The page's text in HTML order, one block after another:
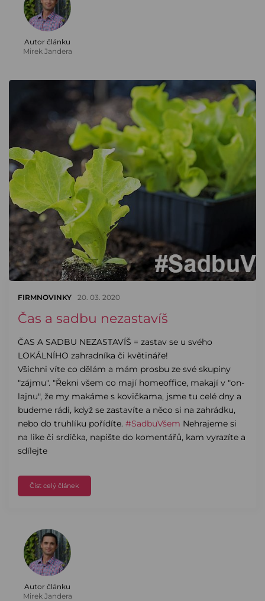
Autor článku
Mirek Jandera
FIRMNOVINKY 20. 03. 2020
Čas a sadbu nezastavíš
ČAS A SADBU NEZASTAVÍŠ = zastav se u svého
LOKÁLNÍHO zahradníka či květináře!
Všichni víte co dělám a mám prosbu ze své skupiny
"zájmu". "Řekni všem co mají homeoffice, makají v "on-
lajnu", že my makáme s kovičkama, jsme tu celé dny a
budeme rádi, když se zastavíte a něco si na zahrádku,
nebo do truhlíku pořídíte. #SadbuVšem Nehrajeme si
na like či srdíčka, napište do komentářů, kam vyrazíte a
sdílejte
Číst celý článek
Autor článku
Mirek Jandera